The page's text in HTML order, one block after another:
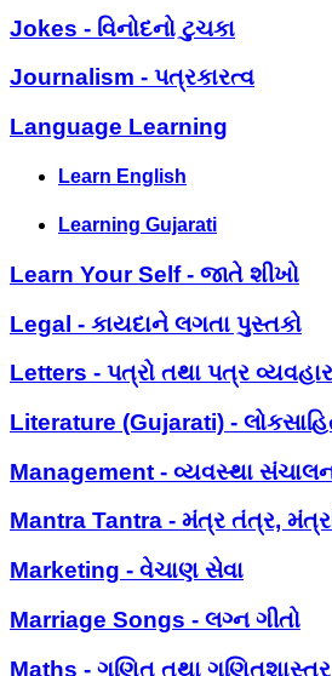
Jokes - વિનોદનો ટુચકા
Journalism - પત્રકારત્વ
Language Learning
Learn English
Learning Gujarati
Learn Your Self - જાતે શીખો
Legal - કાયદાને લગતા પુસ્તકો
Letters - પત્રો તથા પત્ર વ્યવહાર
Literature (Gujarati) -
Management - વ્યવસ્થા
Mantra Tantra - મંત્ર તંત્ર,
Marketing - વેચાણ સેવા
Marriage Songs - લગ્ન ગીતો
Maths - ગણિત તથા ગણિતશાસ્ત્ર